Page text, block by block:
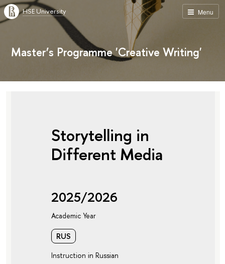
Menu
HSE University
Master’s Programme 'Creative Writing'
Storytelling in
Different Media
2025/2026
Academic Year
RUS
Instruction in Russian